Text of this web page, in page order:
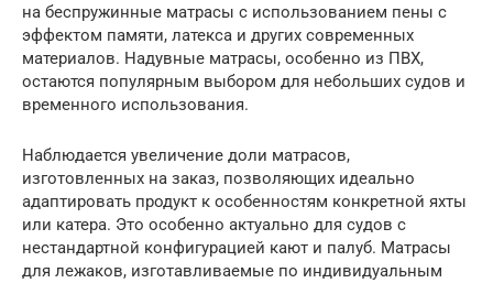
на беспружинные матрасы с использованием пены с
эффектом памяти, латекса и других современных
материалов. Надувные матрасы, особенно из ПВХ,
остаются популярным выбором для небольших судов и
временного использования.
Наблюдается увеличение доли матрасов,
изготовленных на заказ, позволяющих идеально
адаптировать продукт к особенностям конкретной яхты
или катера. Это особенно актуально для судов с
нестандартной конфигурацией кают и палуб. Матрасы
для лежаков, изготавливаемые по индивидуальным